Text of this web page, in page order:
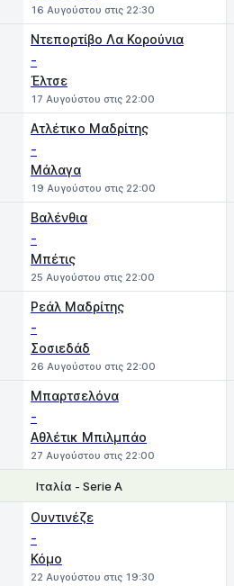
16 Αυγούστου στις 22:30
Ντεπορτίβο Λα Κορούνια
-
Έλτσε
17 Αυγούστου στις 22:00
Ατλέτικο Μαδρίτης
-
Μάλαγα
19 Αυγούστου στις 22:00
Βαλένθια
-
Μπέτις
25 Αυγούστου στις 22:00
Ρεάλ Μαδρίτης
-
Σοσιεδάδ
26 Αυγούστου στις 22:00
Μπαρτσελόνα
-
Αθλέτικ Μπιλμπάο
27 Αυγούστου στις 22:00
Ιταλία - Serie A
Ουντινέζε
-
Κόμο
22 Αυγούστου στις 19:30